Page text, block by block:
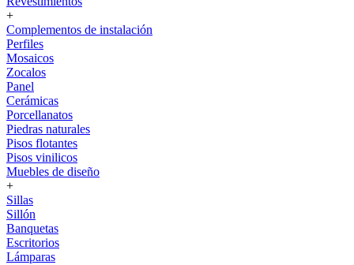
+
Complementos de instalación
Perfiles
Mosaicos
Zocalos
Panel
Cerámicas
Porcellanatos
Piedras naturales
Pisos flotantes
Pisos vinilicos
Muebles de diseño
+
Sillas
Sillón
Banquetas
Escritorios
Lámparas